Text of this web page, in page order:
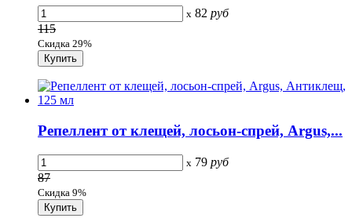
x 82 руб
115
Скидка 29%
Репеллент от клещей, лосьон-спрей, Argus,...
x 79 руб
87
Скидка 9%